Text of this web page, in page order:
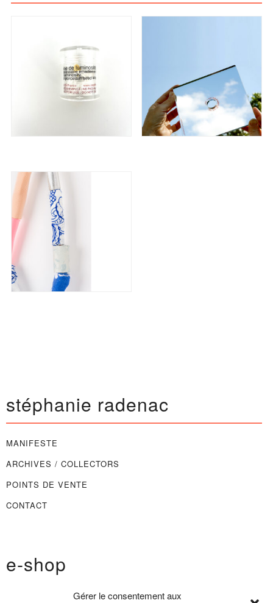
Gérer le consentement aux
stéphanie radenac
MANIFESTE
ARCHIVES / COLLECTORS
POINTS DE VENTE
CONTACT
e-shop